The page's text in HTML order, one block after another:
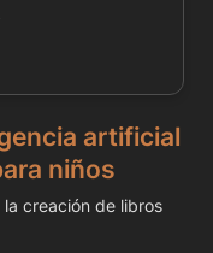
artificial
niños
creación de libros